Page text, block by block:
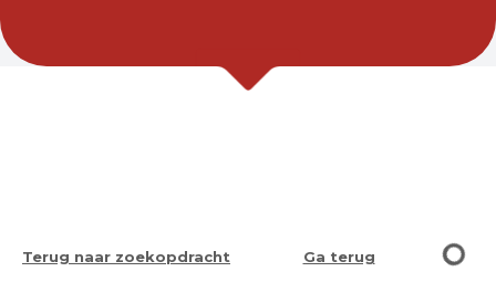
Terug naar zoekopdracht Ga terug